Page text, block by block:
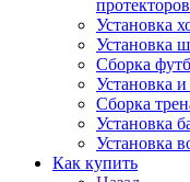
протекторов
Установка
Установка
Сборка
Установка
Сборка
Установка
Установка
Как купить